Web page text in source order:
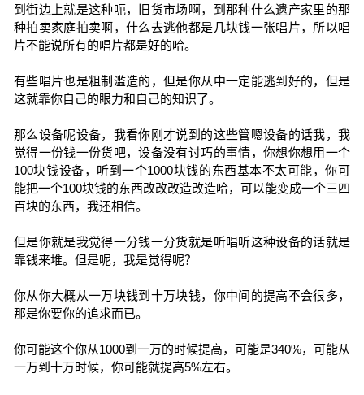
到街边上就是这种呃，旧货市场啊，到那种什么遗产家里的那
种拍卖家庭拍卖啊，什么去逃他都是几块钱一张唱片，所以唱
片不能说所有的唱片都是好的哈。
有些唱片也是粗制滥造的，但是你从中一定能逃到好的，但是
这就靠你自己的眼力和自己的知识了。
那么设备呢设备，我看你刚才说到的这些管嗯设备的话我，我
觉得一份钱一份货吧，设备没有讨巧的事情，你想你想用一个
100块钱设备，听到一个1000块钱的东西基本不太可能，你可
能把一个100块钱的东西改改改造改造哈，可以能变成一个三四
百块的东西，我还相信。
但是你就是我觉得一分钱一分货就是听唱听这种设备的话就是
靠钱来堆。但是呢，我是觉得呢？
你从你大概从一万块钱到十万块钱，你中间的提高不会很多，
那是你要你的追求而已。
你可能这个你从1000到一万的时候提高，可能是340%，可能从
一万到十万时候，你可能就提高5%左右。